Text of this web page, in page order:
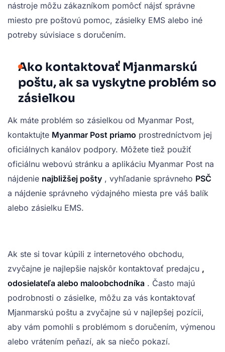
nástroje môžu zákazníkom pomôcť nájsť správne
miesto pre poštovú pomoc, zásielky EMS alebo iné
potreby súvisiace s doručením.
Ako kontaktovať Mjanmarskú
poštu, ak sa vyskytne problém so
zásielkou
Ak máte problém so zásielkou od Myanmar Post,
kontaktujte Myanmar Post priamo prostredníctvom jej
oficiálnych kanálov podpory. Môžete tiež použiť
oficiálnu webovú stránku a aplikáciu Myanmar Post na
nájdenie najbližšej pošty , vyhľadanie správneho PSČ
a nájdenie správneho výdajného miesta pre váš balík
alebo zásielku EMS.
Ak ste si tovar kúpili z internetového obchodu,
zvyčajne je najlepšie najskôr kontaktovať predajcu ,
odosielateľa alebo maloobchodníka . Často majú
podrobnosti o zásielke, môžu za vás kontaktovať
Mjanmarskú poštu a zvyčajne sú v najlepšej pozícii,
aby vám pomohli s problémom s doručením, výmenou
alebo vrátením peňazí, ak sa niečo pokazí.